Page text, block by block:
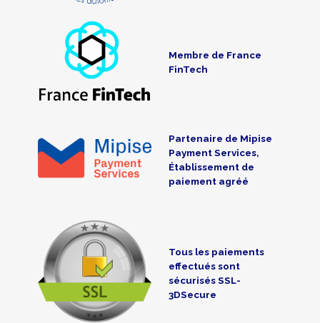
Membre de France
FinTech
Partenaire de Mipise
Payment Services,
Établissement de
paiement agréé
Tous les paiements
effectués sont
sécurisés SSL-
3DSecure